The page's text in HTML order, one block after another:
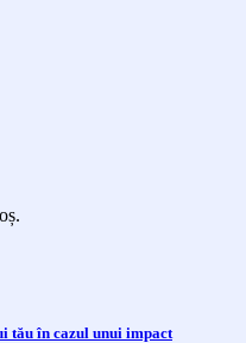
tău în cazul unui impact